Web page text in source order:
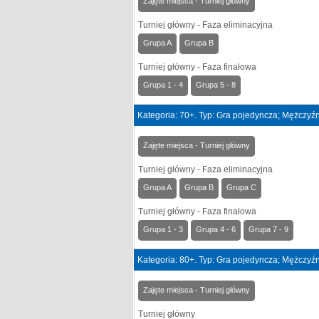
Turniej główny - Faza eliminacyjna
Grupa A Grupa B
Turniej główny - Faza finałowa
Grupa 1 - 4 Grupa 5 - 8
Kategoria: 70+. Typ: Gra pojedyncza;
Zajęte miejsca - Turniej główny
Turniej główny - Faza eliminacyjna
Grupa A Grupa B Grupa C
Turniej główny - Faza finałowa
Grupa 1 - 3 Grupa 4 - 6 Grupa 7 - 9
Kategoria: 80+. Typ: Gra pojedyncza;
Zajęte miejsca - Turniej główny
Turniej główny